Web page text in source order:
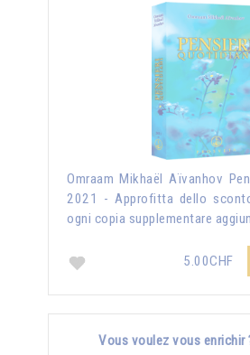
Omraam Mikhaël Aïvanhov
2021 - Approfitta dello
ogni copia supplementare
5.00CHF
Vous voulez vous enrichir